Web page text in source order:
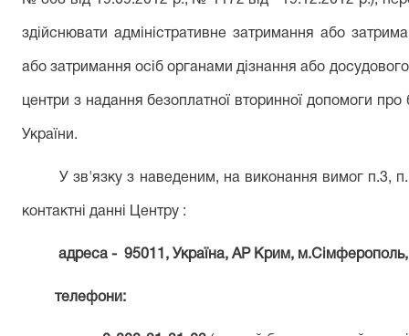
здійснювати адміністративне затримання або
або затримання осіб органами дізнання або
центри з надання безоплатної вторинної допомоги про
України.
У зв'язку з наведеним, на виконання вимог п.3,
контактні данні Центру :
адреса - 95011, Україна, АР Крим,
телефони: